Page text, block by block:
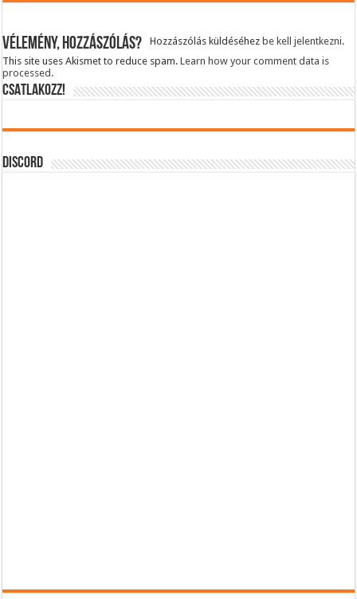
Vélemény, hozzászólás? Hozzászólás küldéséhez be kell jelentkezni.
This site uses Akismet to reduce spam.Learn how your comment data is
processed.
CSATLAKOZZ!
DISCORD